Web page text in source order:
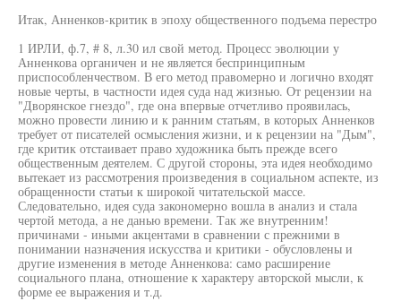
Итак, Анненков-критик в эпоху общественного подъема перестро
1 ИРЛИ, ф.7, # 8, л.30 ил свой метод. Процесс эволюции у
Анненкова органичен и не является беспринципным
приспособленчеством. В его метод правомерно и логично входят
новые черты, в частности идея суда над жизнью. От рецензии на
"Дворянское гнездо", где она впервые отчетливо проявилась,
можно провести линию и к ранним статьям, в которых Анненков
требует от писателей осмысления жизни, и к рецензии на "Дым",
где критик отстаивает право художника быть прежде всего
общественным деятелем. С другой стороны, эта идея необходимо
вытекает из рассмотрения произведения в социальном аспекте, из
обращенности статьи к широкой читательской массе.
Следовательно, идея суда закономерно вошла в анализ и стала
чертой метода, а не данью времени. Так же внутренним!
причинами - иными акцентами в сравнении с прежними в
понимании назначения искусства и критики - обусловлены и
другие изменения в методе Анненкова: само расширение
социального плана, отношение к характеру авторской мысли, к
форме ее выражения и т.д.